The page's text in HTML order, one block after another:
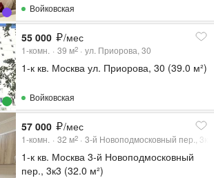
Войковская
55 000 /мес
1-комн. 39 м2 ул. Приорова, 30
1-к кв. Москва ул. Приорова, 30 (39.0 м²)
Войковская
57 000 /мес
1-комн. 32 м2 3-й Новоподмосковный пер., 3к3
1-к кв. Москва 3-й Новоподмосковный
пер., 3к3 (32.0 м²)